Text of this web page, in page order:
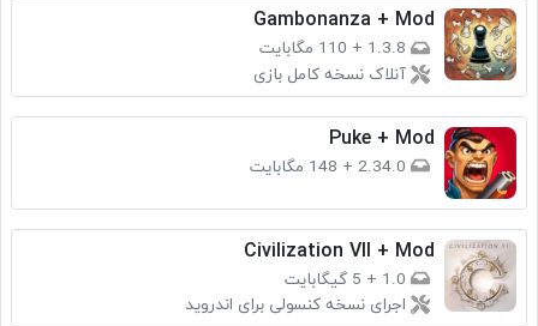
Gambonanza + Mod
1.3.8
+ 110 مگابایت
آنلاک نسخه کامل بازی
Puke + Mod
2.34.0
+ 148 مگابایت
Civilization VII + Mod
1.0
+ 5 گیگابایت
اجرای نسخه کنسولی برای اندروید